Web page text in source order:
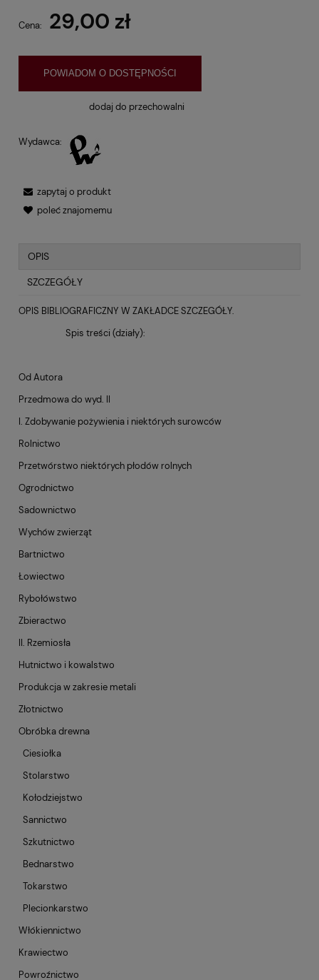
Cena: 29,00 zł
POWIADOM O DOSTĘPNOŚCI
dodaj do przechowalni
Wydawca:
zapytaj o produkt
poleć znajomemu
OPIS
SZCZEGÓŁY
OPIS BIBLIOGRAFICZNY W ZAKŁADCE SZCZEGÓŁY.
Spis treści (działy):
Od Autora
Przedmowa do wyd. II
I. Zdobywanie pożywienia i niektórych surowców
Rolnictwo
Przetwórstwo niektórych płodów rolnych
Ogrodnictwo
Sadownictwo
Wychów zwierząt
Bartnictwo
Łowiectwo
Rybołówstwo
Zbieractwo
II. Rzemiosła
Hutnictwo i kowalstwo
Produkcja w zakresie metali
Złotnictwo
Obróbka drewna
Ciesiołka
Stolarstwo
Kołodziejstwo
Sannictwo
Szkutnictwo
Bednarstwo
Tokarstwo
Plecionkarstwo
Włókiennictwo
Krawiectwo
Powroźnictwo